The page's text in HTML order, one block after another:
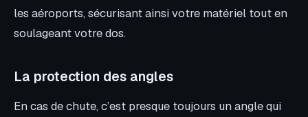
les aéroports, sécurisant ainsi votre matériel tout en
soulageant votre dos.
La protection des angles
En cas de chute, c’est presque toujours un angle qui